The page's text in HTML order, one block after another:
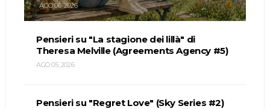
AGO 06, 2026
Pensieri su "La stagione dei lillà" di
Theresa Melville (Agreements Agency #5)
AGO 05, 2026
Pensieri su "Regret Love" (Sky Series #2)